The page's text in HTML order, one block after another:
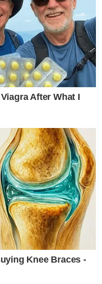
After What I
Knee Braces -